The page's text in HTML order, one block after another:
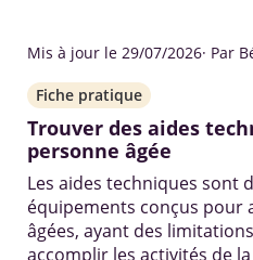
Mis à jour le 29/07/2026· Par
Fiche pratique
Trouver des aides
personne âgée
Les aides techniques sont
équipements conçus pour
âgées, ayant des
accomplir les activités de